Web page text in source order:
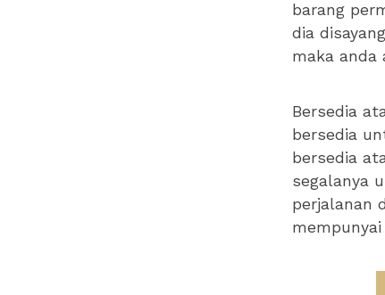
barang
dia
maka anda
Bersedia
bersedia
bersedia
segalanya
perjalanan
mempunyai